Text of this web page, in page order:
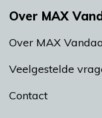
Over MAX
Over MAX
Veelgestelde
Contact